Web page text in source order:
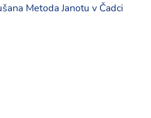
Metoda Janotu v Čadci